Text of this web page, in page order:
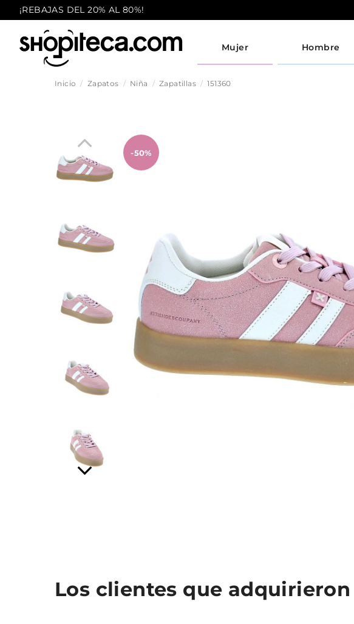
¡REBAJAS DEL 20% AL 80%!
Mujer Hombre
Inicio Zapatos Niña Zapatillas 151360
-50%
Los clientes que